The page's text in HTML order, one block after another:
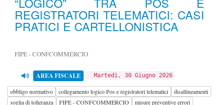
REGISTRATORI TELEMATICI: CASI
PRATICI E CARTELLONISTICA
FIPE - CONFCOMMERCIO
AREA FISCALE Martedì, 30 Giugno 2026
obbligo normativo collegamento logico Pos e registratori telematici
disallineamenti
soglia di tolleranza
FIPE - CONFCOMMERCIO
misure preventive errori